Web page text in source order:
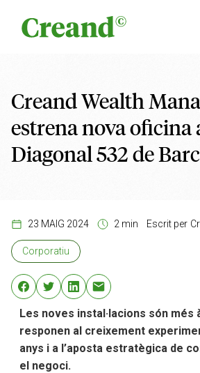
Creand Wealth
estrena nova oficina
Diagonal 532 de
23 MAIG 2024 2 min Escrit per
Corporatiu
Les noves instal·lacions són més
responen al creixement
anys i a l’aposta estratègica de
el negoci.